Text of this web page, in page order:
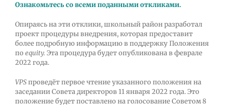
Ознакомьтесь со всеми поданными откликами.
Опираясь на эти отклики, школьный район разработал
проект процедуры внедрения, которая предоставит
более подробную информацию в поддержку Положения
по equity. Эта процедура будет опубликована в феврале
2022 года.
VPSпроведёт первое чтение указанного положения на
заседании Совета директоров 11 января 2022 года. Это
положение будет поставлено на голосование Советом 8